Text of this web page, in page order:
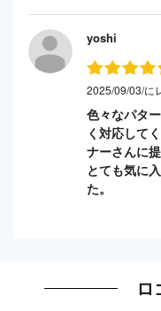
yoshi
2025/09/03/に
色々なパタ
く対応して
ナーさんに
とても気に
た。
ロ